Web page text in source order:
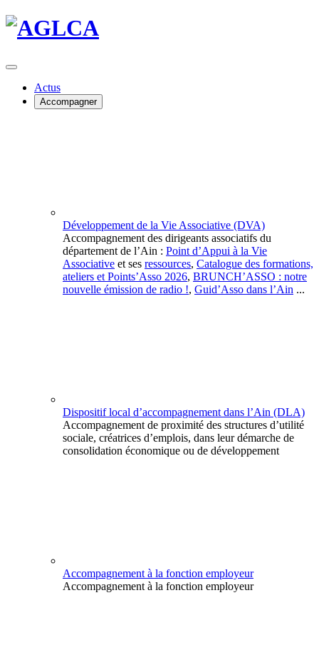
Actus
Accompagner
Développement de la Vie Associative (DVA)
Accompagnement des dirigeants associatifs du
département de l’Ain : Point d’Appui à la Vie
Associative et ses ressources, Catalogue des formations,
ateliers et Points’Asso 2026, BRUNCH’ASSO : notre
nouvelle émission de radio !, Guid’Asso dans l’Ain ...
Dispositif local d’accompagnement dans l’Ain (DLA)
Accompagnement de proximité des structures d’utilité
sociale, créatrices d’emplois, dans leur démarche de
consolidation économique ou de développement
Accompagnement à la fonction employeur
Accompagnement à la fonction employeur